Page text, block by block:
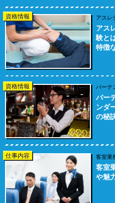
資格情報 アスレ
アス
験と
特徴
資格情報 バーテ
バー
ンダ
の秘
仕事内容 客室乗
客室
や魅